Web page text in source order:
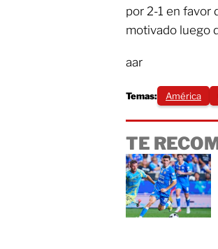
por 2-1 en favor
motivado luego
aar
Temas: América
TE